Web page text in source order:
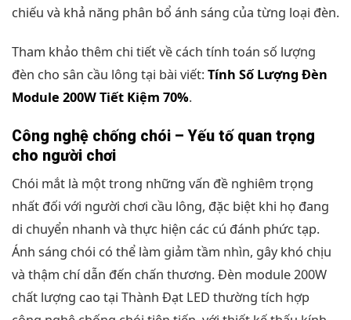
chiếu và khả năng phân bổ ánh sáng của từng loại đèn.
Tham khảo thêm chi tiết về cách tính toán số lượng
đèn cho sân cầu lông tại bài viết: Tính Số Lượng Đèn
Module 200W Tiết Kiệm 70%.
Công nghệ chống chói – Yếu tố quan trọng
cho người chơi
Chói mắt là một trong những vấn đề nghiêm trọng
nhất đối với người chơi cầu lông, đặc biệt khi họ đang
di chuyển nhanh và thực hiện các cú đánh phức tạp.
Ánh sáng chói có thể làm giảm tầm nhìn, gây khó chịu
và thậm chí dẫn đến chấn thương. Đèn module 200W
chất lượng cao tại Thành Đạt LED thường tích hợp